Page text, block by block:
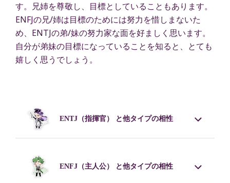
す。兄姉を尊敬し、目標としていることもあります。
ENFJの兄/姉は目標のためには努力を惜しまないた
め、ENTJの弟/妹の努力家な面を好ましく思います。
自分が弟妹の目標になっていることを知ると、とても
嬉しく思うでしょう。
ENTJ （指揮官） と他タイプの相性
ENFJ （主人公） と他タイプの相性